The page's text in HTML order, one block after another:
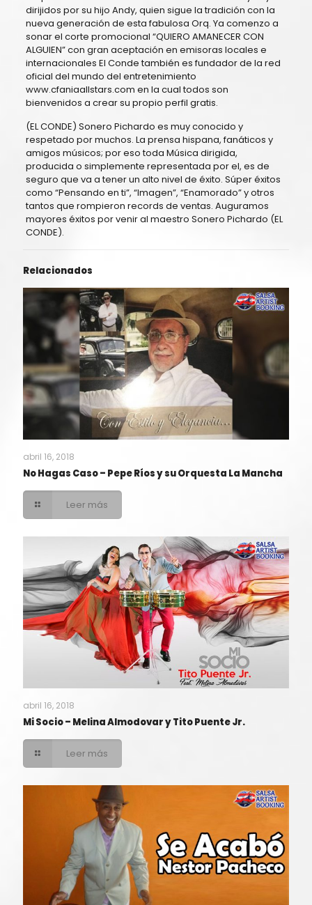
dirijidos por su hijo Andy, quien sigue la tradición con la
nueva generación de esta fabulosa Orq. Ya comenzo a
sonar el corte promocional “QUIERO AMANECER CON
ALGUIEN” con gran aceptación en emisoras locales e
internacionales El Conde también es fundador de la red
oficial del mundo del entretenimiento
www.cfaniaallstars.com en la cual todos son
bienvenidos a crear su propio perfil gratis.
(EL CONDE) Sonero Pichardo es muy conocido y
respetado por muchos. La prensa hispana, fanáticos y
amigos músicos; por eso toda Música dirigida,
producida o simplemente representada por el, es de
seguro que va a tener un alto nivel de éxito. Súper éxitos
como “Pensando en ti”, “Imagen”, “Enamorado” y otros
tantos que rompieron records de ventas. Auguramos
mayores éxitos por venir al maestro Sonero Pichardo (EL
CONDE).
Relacionados
abril 16, 2018
No Hagas Caso – Pepe Ríos y su Orquesta La Mancha
Leer más
abril 16, 2018
Mi Socio – Melina Almodovar y Tito Puente Jr.
Leer más